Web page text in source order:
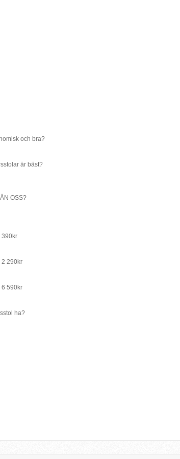
och bra?
är bäst?
OSS?
390kr
2 290kr
6 590kr
ha?